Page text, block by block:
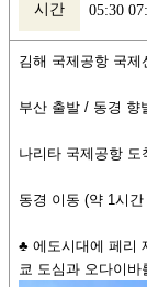
시간 05:30
김해 국제공항 국
부산 출발 / 동경 향
나리타 국제공항 도
동경 이동 (약 1시간
♣ 에도시대에 페리
쿄 도심과 오다이바